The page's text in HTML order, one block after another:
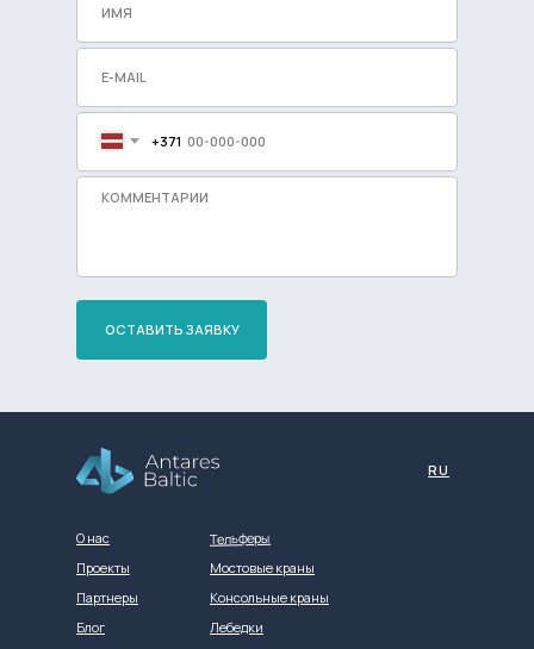
+371
ОСТАВИТЬ ЗАЯВКУ
О нас
Проекты
Партнеры
Блог
Тельферы
Мостовые краны
Консольные краны
Лебедки
RU
Разработка сайта